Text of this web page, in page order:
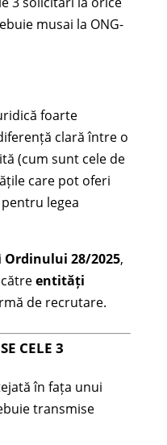
musai la ONG-
foarte
clară între o
(cum sunt cele de
care pot oferi
legea
Ordinului 28/2025,
entități
de recrutare.
CELE 3
în fața unui
transmise